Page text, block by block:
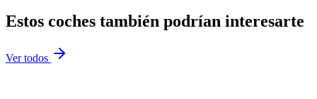
Estos coches también podrían interesarte
Ver todos